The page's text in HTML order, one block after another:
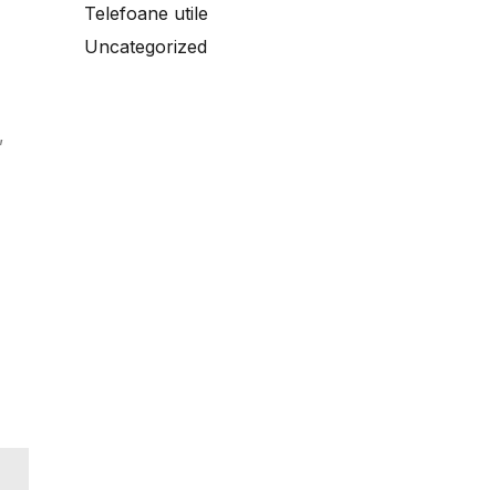
Telefoane utile
Uncategorized